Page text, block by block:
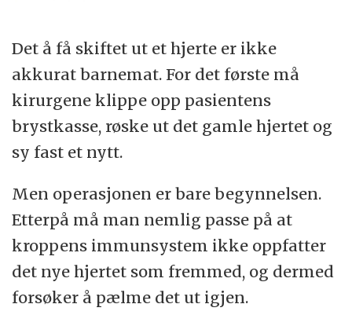
Det å få skiftet ut et hjerte er ikke
akkurat barnemat. For det første må
kirurgene klippe opp pasientens
brystkasse, røske ut det gamle hjertet og
sy fast et nytt.
Men operasjonen er bare begynnelsen.
Etterpå må man nemlig passe på at
kroppens immunsystem ikke oppfatter
det nye hjertet som fremmed, og dermed
forsøker å pælme det ut igjen.